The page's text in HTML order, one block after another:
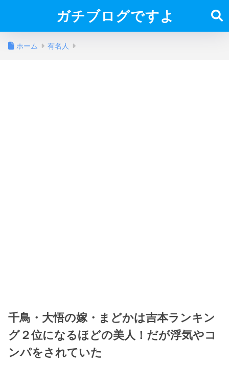
ガチブログですよ
ホーム 有名人
千鳥・大悟の嫁・まどかは吉本ランキン
グ２位になるほどの美人！だが浮気やコ
ンパをされていた